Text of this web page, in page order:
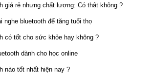
giá rẻ nhưng chất lượng: Có thật không ?
nghe bluetooth để tăng tuổi thọ
có tốt cho sức khỏe hay không ?
dành cho học online
nào tốt nhất hiện nay ?